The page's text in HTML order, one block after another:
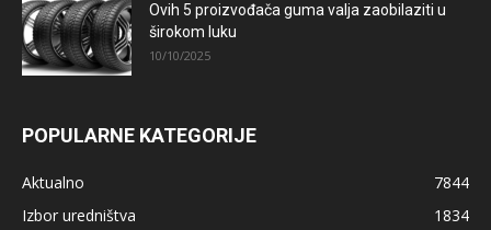
Ovih 5 proizvođača guma valja zaobilaziti u
širokom luku
10/10/2025
POPULARNE KATEGORIJE
Aktualno
7844
Izbor uredništva
1834